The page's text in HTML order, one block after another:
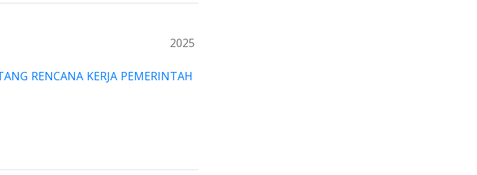
2025
RENCANA KERJA PEMERINTAH